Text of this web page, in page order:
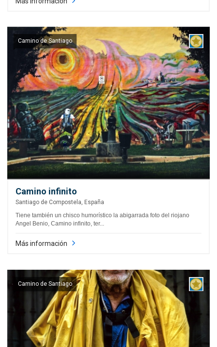
Camino de Santiago
Camino infinito
Santiago de Compostela, España
Tiene también un chisco humorístico la abigarrada foto del riojano
Angel Benio, Camino infinito, ter...
Más información
Camino de Santiago